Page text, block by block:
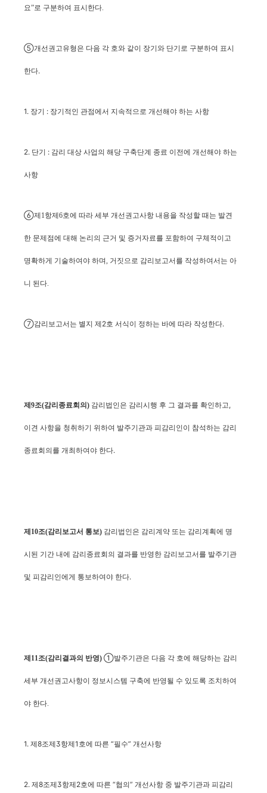
요”로 구분하여 표시한다.
⑤개선권고유형은 다음 각 호와 같이 장기와 단기로 구분하여 표시
한다.
1. 장기 : 장기적인 관점에서 지속적으로 개선해야 하는 사항
2. 단기 : 감리 대상 사업의 해당 구축단계 종료 이전에 개선해야 하는
사항
⑥제1항제6호에 따라 세부 개선권고사항 내용을 작성할 때는 발견
한 문제점에 대해 논리의 근거 및 증거자료를 포함하여 구체적이고
명확하게 기술하여야 하며, 거짓으로 감리보고서를 작성하여서는 아
니 된다.
⑦감리보고서는 별지 제2호 서식이 정하는 바에 따라 작성한다.
제9조(감리종료회의) 감리법인은 감리시행 후 그 결과를 확인하고,
이견 사항을 청취하기 위하여 발주기관과 피감리인이 참석하는 감리
종료회의를 개최하여야 한다.
제10조(감리보고서 통보) 감리법인은 감리계약 또는 감리계획에 명
시된 기간 내에 감리종료회의 결과를 반영한 감리보고서를 발주기관
및 피감리인에게 통보하여야 한다.
제11조(감리결과의 반영) ①발주기관은 다음 각 호에 해당하는 감리
세부 개선권고사항이 정보시스템 구축에 반영될 수 있도록 조치하여
야 한다.
1. 제8조제3항제1호에 따른 “필수” 개선사항
2. 제8조제3항제2호에 따른 “협의” 개선사항 중 발주기관과 피감리